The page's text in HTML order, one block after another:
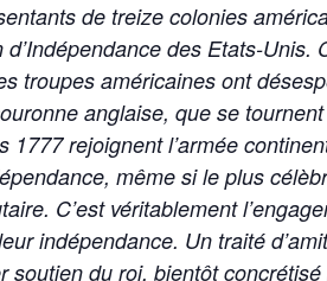
de treize colonies
des Etats-
troupes américaines ont
anglaise, que se
1777 rejoignent l’armée
même si le plus
C’est véritablement
indépendance. Un traité
soutien du roi, bientôt